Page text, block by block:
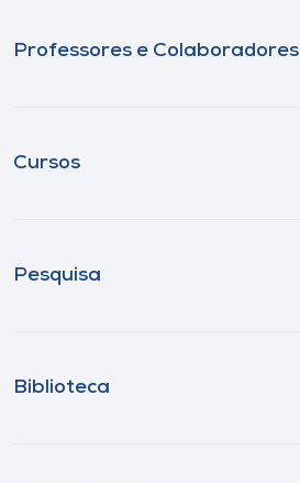
Professores e Colaboradores
Cursos
Pesquisa
Biblioteca